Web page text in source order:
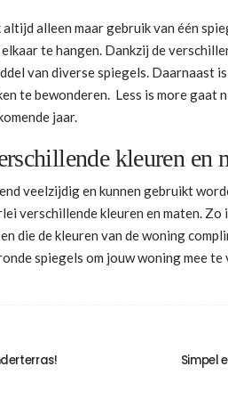
alleen maar gebruik van één
te hangen. Dankzij de
van diverse spiegels. Daarnaast
te bewonderen. Less is more gaat
jaar.
kleuren en
veelzijdig en kunnen gebruikt
verschillende kleuren en maten.
die de kleuren van de woning
spiegels om jouw woning mee te
Simpel